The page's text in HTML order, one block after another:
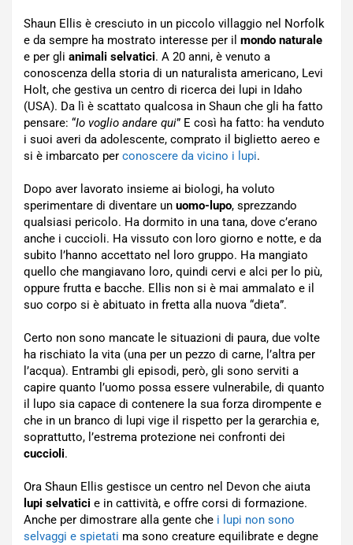
Shaun Ellis è cresciuto in un piccolo villaggio nel Norfolk
e da sempre ha mostrato interesse per il mondo naturale
e per gli animali selvatici. A 20 anni, è venuto a
conoscenza della storia di un naturalista americano, Levi
Holt, che gestiva un centro di ricerca dei lupi in Idaho
(USA). Da lì è scattato qualcosa in Shaun che gli ha fatto
pensare: “Io voglio andare qui” E così ha fatto: ha venduto
i suoi averi da adolescente, comprato il biglietto aereo e
si è imbarcato per conoscere da vicino i lupi.
Dopo aver lavorato insieme ai biologi, ha voluto
sperimentare di diventare un uomo-lupo, sprezzando
qualsiasi pericolo. Ha dormito in una tana, dove c’erano
anche i cuccioli. Ha vissuto con loro giorno e notte, e da
subito l’hanno accettato nel loro gruppo. Ha mangiato
quello che mangiavano loro, quindi cervi e alci per lo più,
oppure frutta e bacche. Ellis non si è mai ammalato e il
suo corpo si è abituato in fretta alla nuova “dieta”.
Certo non sono mancate le situazioni di paura, due volte
ha rischiato la vita (una per un pezzo di carne, l’altra per
l’acqua). Entrambi gli episodi, però, gli sono serviti a
capire quanto l’uomo possa essere vulnerabile, di quanto
il lupo sia capace di contenere la sua forza dirompente e
che in un branco di lupi vige il rispetto per la gerarchia e,
soprattutto, l’estrema protezione nei confronti dei
cuccioli.
Ora Shaun Ellis gestisce un centro nel Devon che aiuta
lupi selvatici e in cattività, e offre corsi di formazione.
Anche per dimostrare alla gente che i lupi non sono
selvaggi e spietati ma sono creature equilibrate e degne